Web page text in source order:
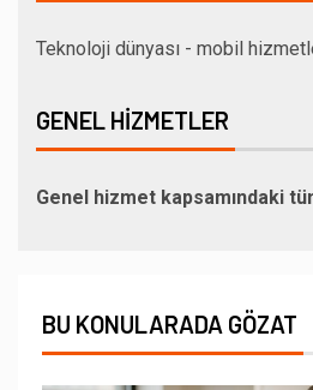
Teknoloji dünyası - mobil
GENEL HIZMETLER
Genel hizmet kapsamındaki
BU KONULARADA GÖZAT